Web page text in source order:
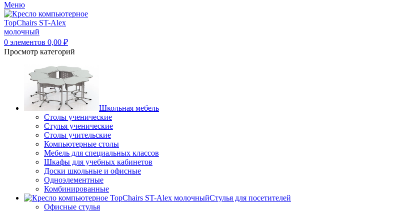
Меню
0 элементов 0,00 ₽
Просмотр категорий
Школьная мебель
Столы ученические
Стулья ученические
Столы учительские
Компьютерные столы
Мебель для специальных классов
Шкафы для учебных кабинетов
Доски школьные и офисные
Одноэлементные
Комбинированные
Стулья для посетителей
Офисные стулья